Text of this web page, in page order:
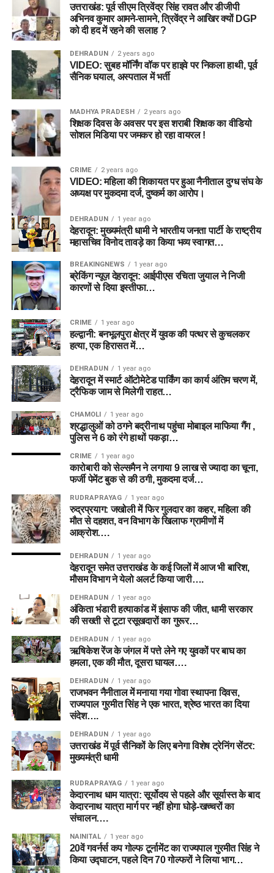
उत्तराखंड: पूर्व सीएम त्रिवेंद्र सिंह रावत और डीजीपी
अभिनव कुमार आमने-सामने, त्रिवेंद्र ने आखिर क्यों DGP
को दी हद में रहने की सलाह ?
DEHRADUN 2 years ago
VIDEO: सुबह मॉर्निंग वॉक पर हाइवे पर निकला हाथी, पूर्व
सैनिक घयाल, अस्पताल में भर्ती
MADHYA PRADESH 2 years ago
शिक्षक दिवस के अवसर पर इस शराबी शिक्षक का वीडियो
सोशल मिडिया पर जमकर हो रहा वायरल !
CRIME 2 years ago
VIDEO: महिला की शिकायत पर हुआ नैनीताल दुग्ध संघ के
अध्यक्ष पर मुकदमा दर्ज, दुष्कर्म का आरोप।
DEHRADUN 1 year ago
देहरादून: मुख्यमंत्री धामी ने भारतीय जनता पार्टी के राष्ट्रीय
महासचिव विनोद तावड़े का किया भव्य स्वागत…
BREAKINGNEWS 1 year ago
ब्रेकिंग न्यूज़ देहरादून: आईपीएस रचिता जुयाल ने निजी
कारणों से दिया इस्तीफा…
CRIME 1 year ago
हल्द्वानी: बनभूलपुरा क्षेत्र में युवक की पत्थर से कुचलकर
हत्या, एक हिरासत में…
DEHRADUN 1 year ago
देहरादून में स्मार्ट ऑटोमेटेड पार्किंग का कार्य अंतिम चरण में,
ट्रैफिक जाम से मिलेगी राहत…
CHAMOLI 1 year ago
श्रद्धालुओं को ठगने बद्रीनाथ पहुंचा मोबाइल माफिया गैंग ,
पुलिस ने 6 को रंगे हाथों पकड़ा…
CRIME 1 year ago
कारोबारी को सेल्समैन ने लगाया 9 लाख से ज्यादा का चूना,
फर्जी पेमेंट बुक से की ठगी, मुकदमा दर्ज…
RUDRAPRAYAG 1 year ago
रुद्रप्रयाग: जखोली में फिर गुलदार का कहर, महिला की
मौत से दहशत, वन विभाग के खिलाफ ग्रामीणों में
आक्रोश….
DEHRADUN 1 year ago
देहरादून समेत उत्तराखंड के कई जिलों में आज भी बारिश,
मौसम विभाग ने येलो अलर्ट किया जारी….
DEHRADUN 1 year ago
अंकिता भंडारी हत्याकांड में इंसाफ की जीत, धामी सरकार
की सख्ती से टूटा रसूखदारों का गुरूर…
DEHRADUN 1 year ago
ऋषिकेश रेंज के जंगल में पत्ते लेने गए युवकों पर बाघ का
हमला, एक की मौत, दूसरा घायल….
DEHRADUN 1 year ago
राजभवन नैनीताल में मनाया गया गोवा स्थापना दिवस,
राज्यपाल गुरमीत सिंह ने एक भारत, श्रेष्ठ भारत का दिया
संदेश….
DEHRADUN 1 year ago
उत्तराखंड में पूर्व सैनिकों के लिए बनेगा विशेष ट्रेनिंग सेंटर:
मुख्यमंत्री धामी
RUDRAPRAYAG 1 year ago
केदारनाथ धाम यात्रा: सूर्योदय से पहले और सूर्यास्त के बाद
केदारनाथ यात्रा मार्ग पर नहीं होगा घोड़े-खच्चरों का
संचालन….
NAINITAL 1 year ago
20वें गवर्नर्स कप गोल्फ टूर्नामेंट का राज्यपाल गुरमीत सिंह ने
किया उद्घाटन, पहले दिन 70 गोल्फरों ने लिया भाग…